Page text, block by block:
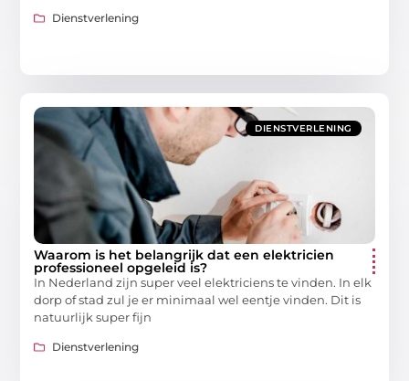
Dienstverlening
DIENSTVERLENING
Waarom is het belangrijk dat een elektricien
professioneel opgeleid is?
In Nederland zijn super veel elektriciens te vinden. In elk
dorp of stad zul je er minimaal wel eentje vinden. Dit is
natuurlijk super fijn
Dienstverlening